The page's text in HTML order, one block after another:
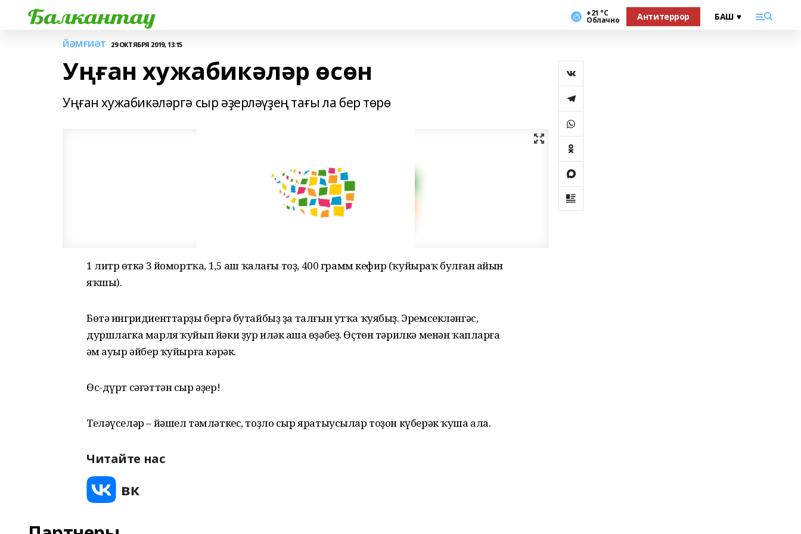
+21 °С
Облачно Антитеррор
ЙӘМҒИӘТ 29 ОКТЯБРЯ 2019, 13:15
Уңған хужабикәләр өсөн
Уңған хужабикәләргә сыр әҙерләүҙең тағы ла бер төрө
1 литр һөткә 3 йомортҡа, 1,5 аш ҡалағы тоҙ, 400 грамм кефир (ҡуйыраҡ булған һайын
яҡшы).
Бөтә ингридиенттарҙы бергә бутайбыҙ ҙа талғын утҡа ҡуябыҙ. Эремсекләнгәс,
дуршлагка марля ҡуйып йәки ҙур иләк аша һөҙәбеҙ. Өҫтөн тәрилкә менән ҡапларға
һәм ауыр әйбер ҡуйырға кәрәк.
Өс-дүрт сәғәттән сыр әҙер!
Теләүселәр – йәшел тәмләткес, тоҙло сыр яратыусылар тоҙон күберәк ҡуша ала.
Читайте нас